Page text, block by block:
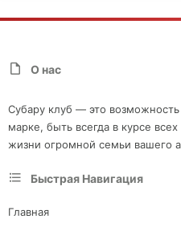
О нас
Субару клуб — это
марке, быть всегда в курсе
жизни огромной семьи вашего
Быстрая Навигация
Главная